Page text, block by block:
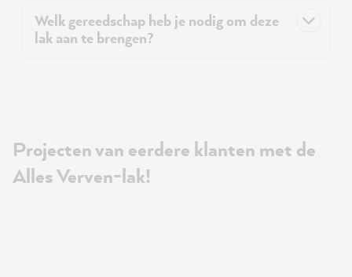
Welk gereedschap heb je nodig om deze
lak aan te brengen?
Projecten van eerdere klanten met de
Alles Verven-lak!